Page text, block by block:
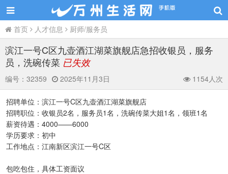
首页 人才信息 厨师/服务员
滨江一号C区九壶酒江湖菜旗舰店急招收银员，服务
员，洗碗传菜 已失效
编号： 32359 2025年11月3日 1154人次
招聘单位：滨江一号C区九壶酒江湖菜旗舰店
招聘职位：收银员2名，服务员1名，洗碗传菜大姐1名，领班1名
薪资待遇：4000——6000
学历要求：初中
工作地点：江南新区滨江一号C区
包吃包住，具体工资面议